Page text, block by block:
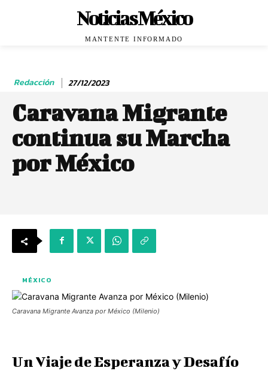
Noticias México
MANTENTE INFORMADO
Redacción 27/12/2023
Caravana Migrante
continua su Marcha
por México
MÉXICO
Caravana Migrante Avanza por México (Milenio)
Un Viaje de Esperanza y Desafío